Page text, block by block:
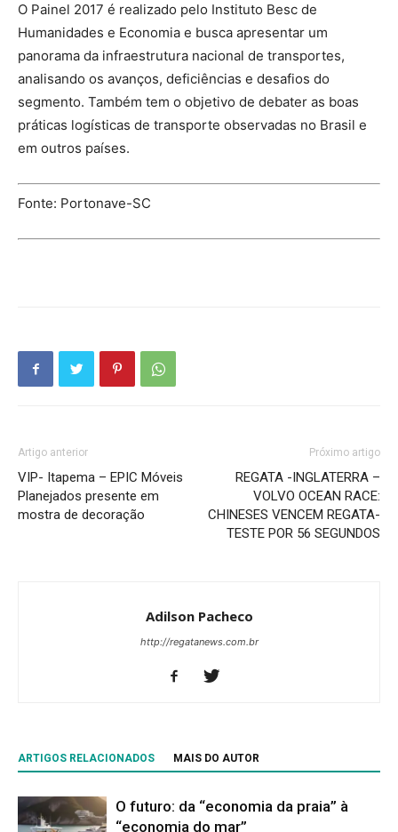
O Painel 2017 é realizado pelo Instituto Besc de
Humanidades e Economia e busca apresentar um
panorama da infraestrutura nacional de transportes,
analisando os avanços, deficiências e desafios do
segmento. Também tem o objetivo de debater as boas
práticas logísticas de transporte observadas no Brasil e
em outros países.
Fonte: Portonave-SC
Artigo anterior
VIP- Itapema – EPIC Móveis
Planejados presente em
mostra de decoração
Próximo artigo
REGATA -INGLATERRA –
VOLVO OCEAN RACE:
CHINESES VENCEM REGATA-
TESTE POR 56 SEGUNDOS
Adilson Pacheco
http://regatanews.com.br
ARTIGOS RELACIONADOS MAIS DO AUTOR
O futuro: da “economia da praia” à
“economia do mar”